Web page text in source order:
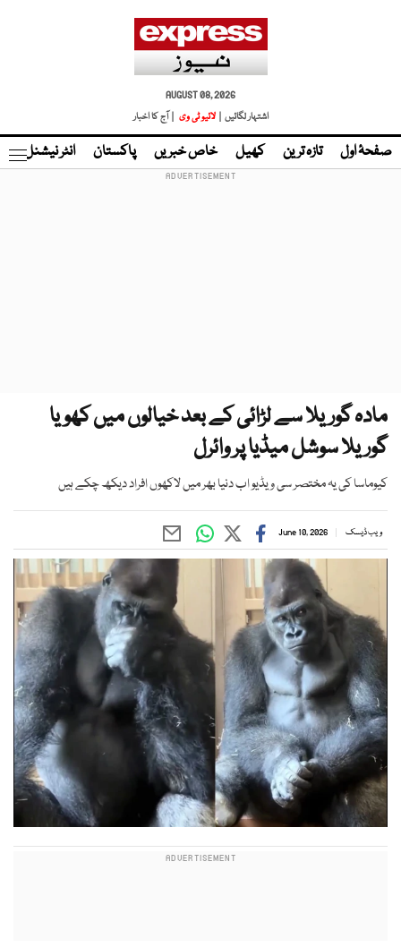
AUGUST 08, 2026
اشتہار لگائیں |
لائیو ٹی وی | آج کا اخبار
صفحۂ اول تازہ ترین کھیل خاص خبریں پاکستان انٹر نیشنل
مادہ گوریلا سے لڑائی کے بعد خیالوں میں کھویا
گوریلا سوشل میڈیا پر وائرل
کیوماسا کی یہ مختصر سی ویڈیو اب دنیا بھر میں لاکھوں افراد دیکھ چکے ہیں
ویب ڈیسک June 10, 2026